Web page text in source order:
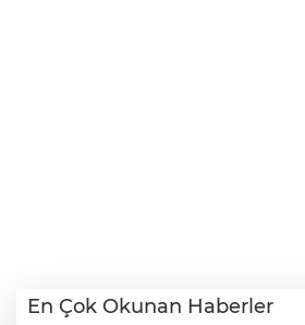
En Çok Okunan Haberler